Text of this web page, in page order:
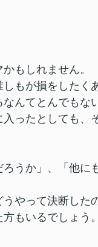
もしれません。
もが損をしたく
んてとんでもな
ったとしても、
うか」、「他に
やって決断した
方もいるでしょ